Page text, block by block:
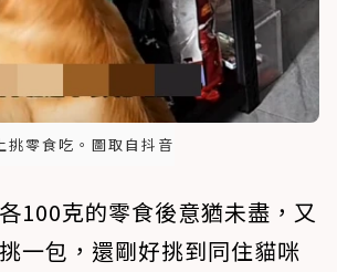
挑零食吃。圖取自抖音
100克的零食後意猶未盡，又
一包，還剛好挑到同住貓咪